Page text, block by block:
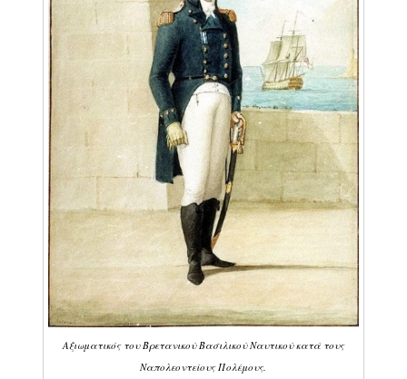
Αξιωματικός του Βρετανικού Βασιλικού Ναυτικού κατά τους
Ναπολεοντείους Πολέμους.